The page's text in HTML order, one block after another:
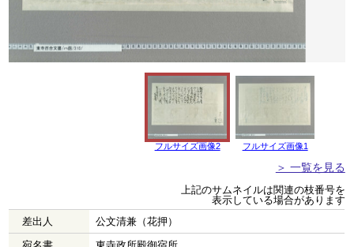
フルサイズ画像2 フルサイズ画像1
＞ 一覧を見る
上記のサムネイルは関連の枝番号を
表示している場合があります
差出人
公文清兼（花押）